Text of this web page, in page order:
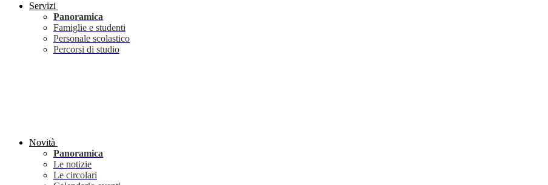
Servizi
Panoramica
Famiglie e studenti
Personale scolastico
Percorsi di studio
Novità
Panoramica
Le notizie
Le circolari